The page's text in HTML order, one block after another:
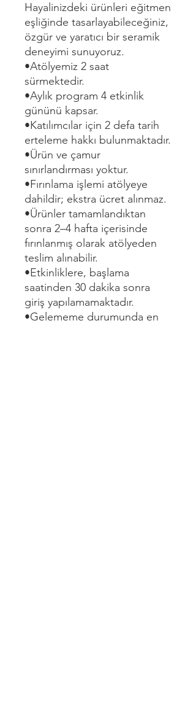
Hayalinizdeki ürünleri eğitmen
eşliğinde tasarlayabileceğiniz,
özgür ve yaratıcı bir seramik
deneyimi sunuyoruz.
•Atölyemiz 2 saat
sürmektedir.
•Aylık program 4 etkinlik
gününü kapsar.
•Katılımcılar için 2 defa tarih
erteleme hakkı bulunmaktadır.
•Ürün ve çamur
sınırlandırması yoktur.
•Fırınlama işlemi atölyeye
dahildir; ekstra ücret alınmaz.
•Ürünler tamamlandıktan
sonra 2–4 hafta içerisinde
fırınlanmış olarak atölyeden
teslim alınabilir.
•Etkinliklere, başlama
saatinden 30 dakika sonra
giriş yapılamamaktadır.
•Gelememe durumunda en